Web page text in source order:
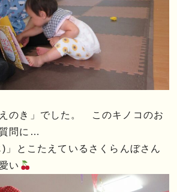
のき」でした。 このキノコのお
問に…
)」とこたえているさくらんぼさん
い